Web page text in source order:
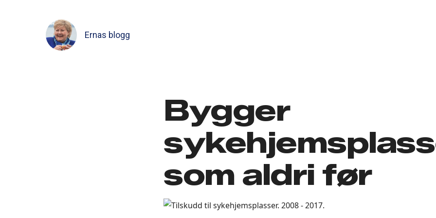
Ernas blogg
Bygger
som aldri før